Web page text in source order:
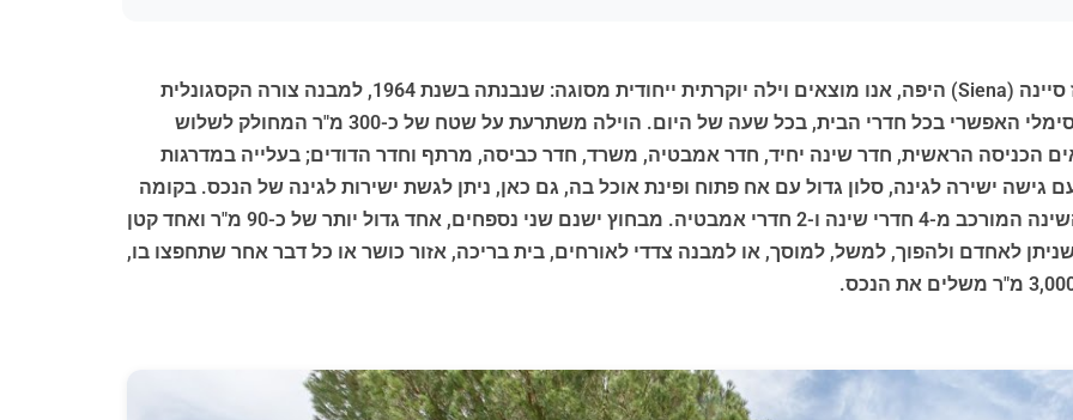
קרוב למרכז ההיסטורי של צטונה (Cetona), במחוז סיינה (Siena) היפה, אנו מוצאים וילה יוקרתית ייחודית מסוגה: שנבנתה בשנת 1964, למבנה צורה הקסגונלית
מקורית ולא שגרתית, במטרה ליהנות מהאור המקסימלי האפשרי בכל חדרי הבית, בכל שעה של היום. הוילה משתרעת על שטח של כ-300 מ"ר המחולק לשלוש
הכניסה הראשית, חדר שינה יחיד, חדר אמבטיה, משרד, חדר כביסה, מרתף וחדר הדודים; בעלייה במדרגות
ישירה לגינה, סלון גדול עם אח פתוח ופינת אוכל בה, גם כאן, ניתן לגשת ישירות לגינה של הנכס. בקומה
הראשונה, הקומה האחרונה של הבית, ישנו אזור השינה המורכב מ-4 חדרי שינה ו-2 חדרי אמבטיה. מבחוץ ישנם שני נספחים, אחד גדול יותר של כ-90 מ"ר ואחד קטן
אך שניתן לאחדם ולהפוך, למשל, למוסך, או למבנה צדדי לאורחים, בית בריכה, אזור כושר או כל דבר אחר שתחפצו בו,